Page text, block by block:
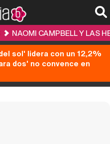
NAOMI CAMPBELL Y LAS
sol' lidera con un 12,2%
dos' no convence en